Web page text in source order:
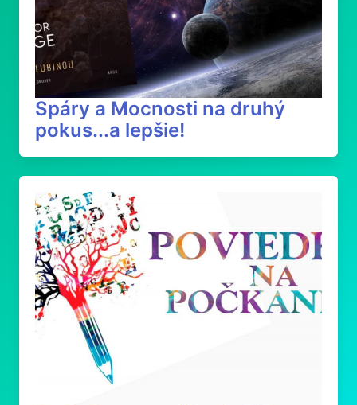
Spáry a Mocnosti na druhý
pokus...a lepšie!